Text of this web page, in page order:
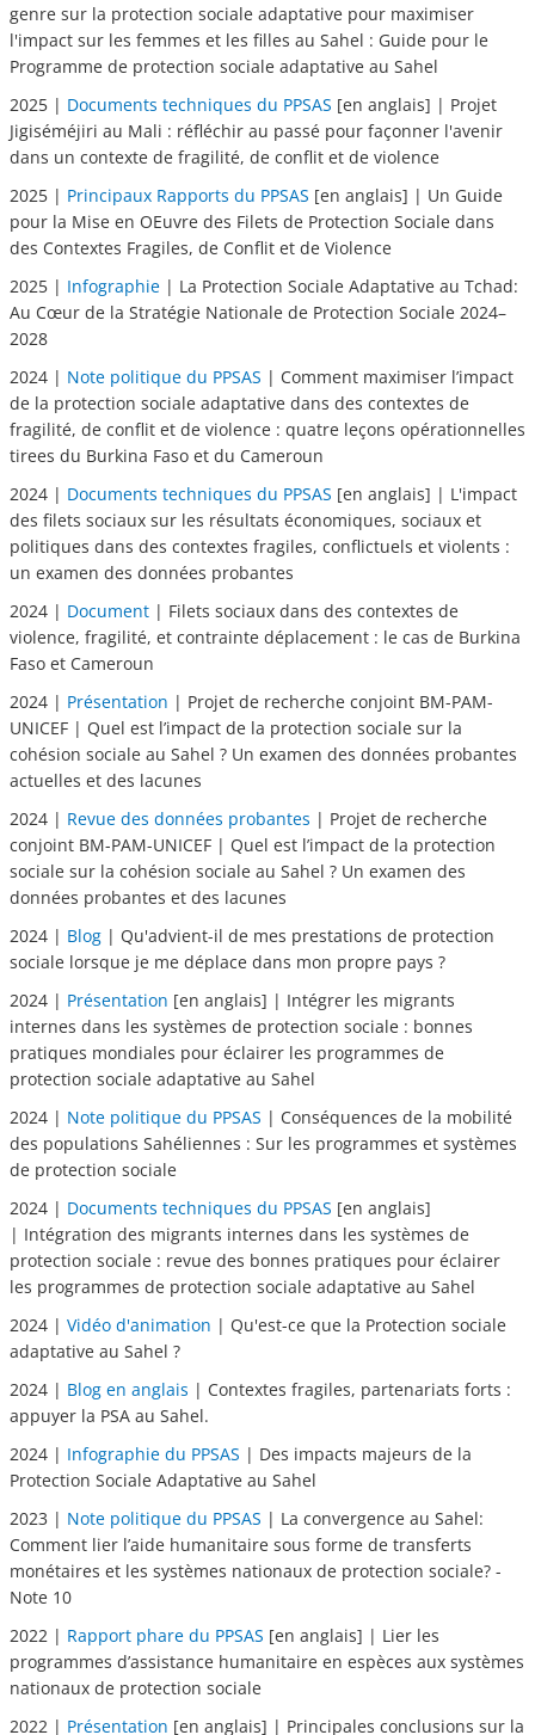
genre sur la protection sociale adaptative pour maximiser
l'impact sur les femmes et les filles au Sahel : Guide pour le
Programme de protection sociale adaptative au Sahel
2025 | Documents techniques du PPSAS [en anglais] | Projet
Jigiséméjiri au Mali : réfléchir au passé pour façonner l'avenir
dans un contexte de fragilité, de conflit et de violence
2025 | Principaux Rapports du PPSAS [en anglais] | Un Guide
pour la Mise en OEuvre des Filets de Protection Sociale dans
des Contextes Fragiles, de Conflit et de Violence
2025 | Infographie | La Protection Sociale Adaptative au Tchad:
Au Cœur de la Stratégie Nationale de Protection Sociale 2024–
2028
2024 | Note politique du PPSAS | Comment maximiser l’impact
de la protection sociale adaptative dans des contextes de
fragilité, de conflit et de violence : quatre leçons opérationnelles
tirees du Burkina Faso et du Cameroun
2024 | Documents techniques du PPSAS [en anglais] | L'impact
des filets sociaux sur les résultats économiques, sociaux et
politiques dans des contextes fragiles, conflictuels et violents :
un examen des données probantes
2024 | Document | Filets sociaux dans des contextes de
violence, fragilité, et contrainte déplacement : le cas de Burkina
Faso et Cameroun
2024 | Présentation | Projet de recherche conjoint BM-PAM-
UNICEF | Quel est l’impact de la protection sociale sur la
cohésion sociale au Sahel ? Un examen des données probantes
actuelles et des lacunes
2024 | Revue des données probantes | Projet de recherche
conjoint BM-PAM-UNICEF | Quel est l’impact de la protection
sociale sur la cohésion sociale au Sahel ? Un examen des
données probantes et des lacunes
2024 | Blog | Qu'advient-il de mes prestations de protection
sociale lorsque je me déplace dans mon propre pays ?
2024 | Présentation [en anglais] | Intégrer les migrants
internes dans les systèmes de protection sociale : bonnes
pratiques mondiales pour éclairer les programmes de
protection sociale adaptative au Sahel
2024 | Note politique du PPSAS | Conséquences de la mobilité
des populations Sahéliennes : Sur les programmes et systèmes
de protection sociale
2024 | Documents techniques du PPSAS [en anglais]
| Intégration des migrants internes dans les systèmes de
protection sociale : revue des bonnes pratiques pour éclairer
les programmes de protection sociale adaptative au Sahel
2024 | Vidéo d'animation | Qu'est-ce que la Protection sociale
adaptative au Sahel ?
2024 | Blog en anglais | Contextes fragiles, partenariats forts :
appuyer la PSA au Sahel.
2024 | Infographie du PPSAS | Des impacts majeurs de la
Protection Sociale Adaptative au Sahel
2023 | Note politique du PPSAS | La convergence au Sahel:
Comment lier l’aide humanitaire sous forme de transferts
monétaires et les systèmes nationaux de protection sociale? -
Note 10
2022 | Rapport phare du PPSAS [en anglais] | Lier les
programmes d’assistance humanitaire en espèces aux systèmes
nationaux de protection sociale
2022 | Présentation [en anglais] | Principales conclusions sur la